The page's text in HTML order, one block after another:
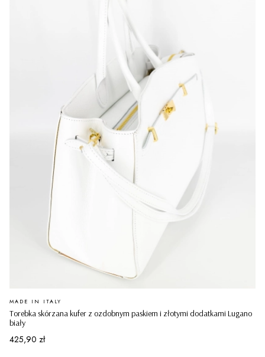
Torebka skórzana kufer z ozdobnym paskiem i złotymi dodatkami Lugano
biały
PRODUCENT
MADE IN ITALY
Cena
425,90 zł